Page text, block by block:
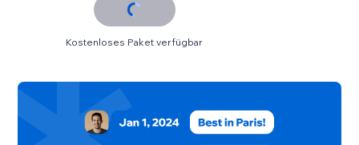
Kostenloses Paket verfügbar